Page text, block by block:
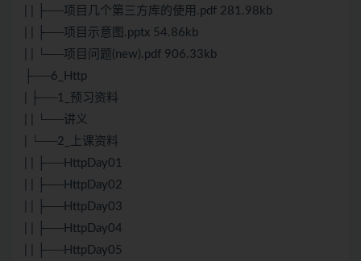
| | ├──项目几个第三方库的使用.pdf 281.98kb
| | ├──项目示意图.pptx 54.86kb
| | └──项目问题(new).pdf 906.33kb
├──6_Http
| ├──1_预习资料
| | └──讲义
| └──2_上课资料
| | ├──HttpDay01
| | ├──HttpDay02
| | ├──HttpDay03
| | ├──HttpDay04
| | ├──HttpDay05